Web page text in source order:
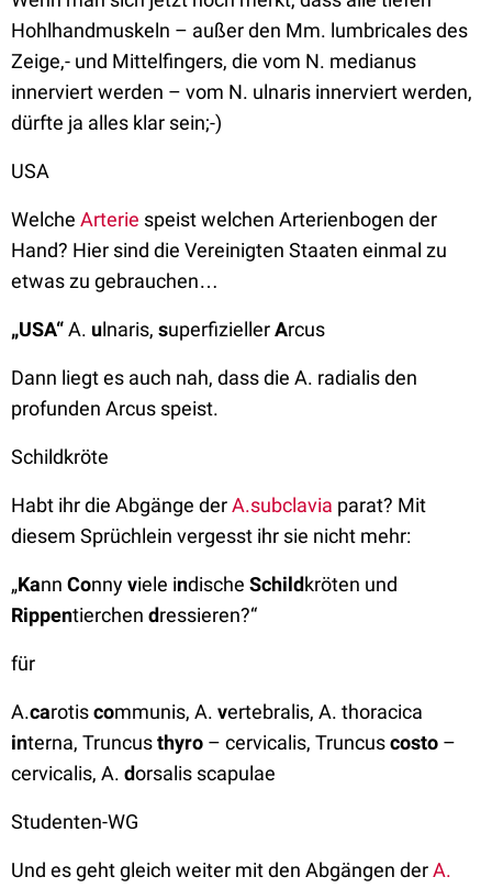
Hohlhandmuskeln – außer den Mm. lumbricales des
Zeige,- und Mittelfingers, die vom N. medianus
innerviert werden – vom N. ulnaris innerviert werden,
dürfte ja alles klar sein;-)
USA
Welche Arterie speist welchen Arterienbogen der
Hand? Hier sind die Vereinigten Staaten einmal zu
etwas zu gebrauchen…
„USA“A. ulnaris, superfiziellerArcus
Dann liegt es auch nah, dass die A. radialis den
profunden Arcus speist.
Schildkröte
Habt ihr die Abgänge derA.subclavia parat? Mit
diesem Sprüchlein vergesst ihr sie nicht mehr:
„Kann Connyviele indische Schildkröten und
Rippentierchen dressieren?“
für
A.carotiscommunis, A. vertebralis, A. thoracica
interna, Truncusthyro – cervicalis, Truncuscosto –
cervicalis, A. dorsalis scapulae
Studenten-WG
Und es geht gleich weiter mit den Abgängen derA.